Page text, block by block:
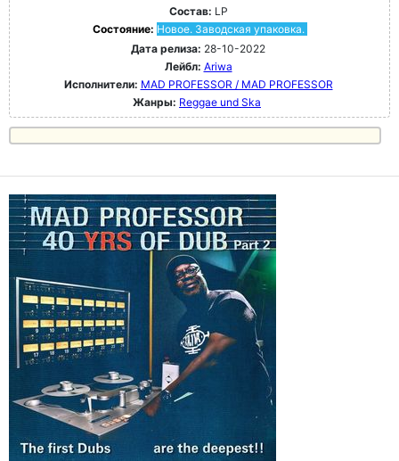
Состав: LP
Состояние: Новое. Заводская упаковка.
Дата релиза: 28-10-2022
Лейбл: Ariwa
Исполнители: MAD PROFESSOR / MAD PROFESSOR
Жанры: Reggae und Ska